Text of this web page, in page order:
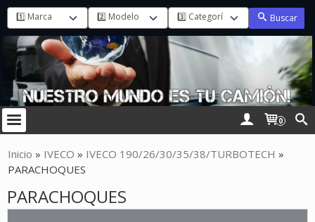
Buscar
0
Inicio » IVECO » IVECO 190/26/30/35/38/TURBOTECH »
PARACHOQUES
PARACHOQUES